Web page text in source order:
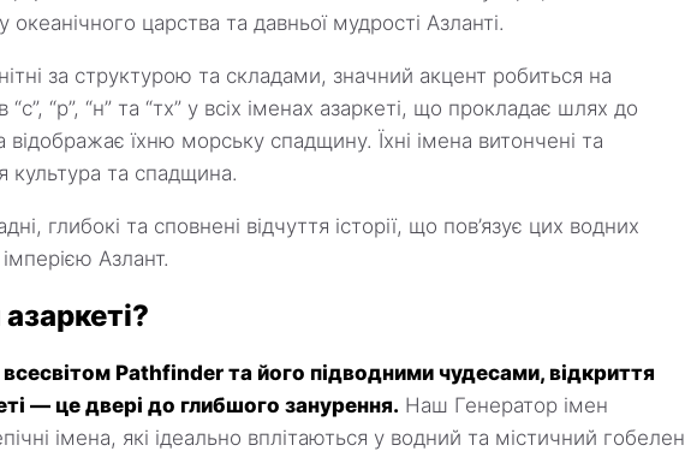
царства та давньої мудрості Азланті.
за структурою та складами, значний акцент робиться на
“с”, “р”, “н” та “тх” у всіх іменах азаркеті, що прокладає шлях до
відображає їхню морську спадщину. Їхні імена витончені та
культура та спадщина.
глибокі та сповнені відчуття історії, що пов’язує цих водних
Азлант.
Pathfinder та його підводними чудесами, відкриття
— це двері до глибшого занурення. Наш Генератор імен
імена, які ідеально вплітаються у водний та містичний гобелен